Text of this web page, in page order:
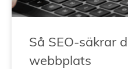
Så SEO-säkrar
webbplats